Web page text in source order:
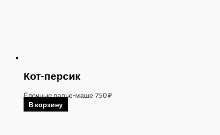
Кот-персик
Ёлочные папье-маше 750₽
В корзину